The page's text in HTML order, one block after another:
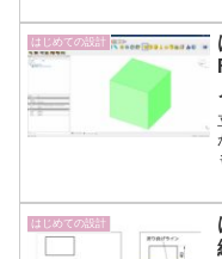
はじめての設計
はじめての設計